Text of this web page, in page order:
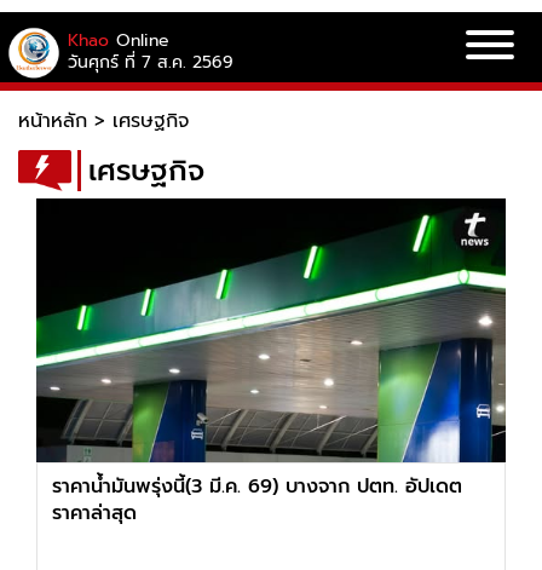
Khao Online
วันศุกร์ ที่ 7 ส.ค. 2569
หน้าหลัก > เศรษฐกิจ
เศรษฐกิจ
ราคาน้ำมันพรุ่งนี้(3 มี.ค. 69) บางจาก ปตท. อัปเดต
ราคาล่าสุด